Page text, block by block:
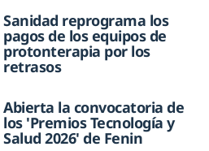
Sanidad reprograma los
pagos de los equipos de
protonterapia por los
retrasos
Abierta la convocatoria de
los 'Premios Tecnología y
Salud 2026' de Fenin